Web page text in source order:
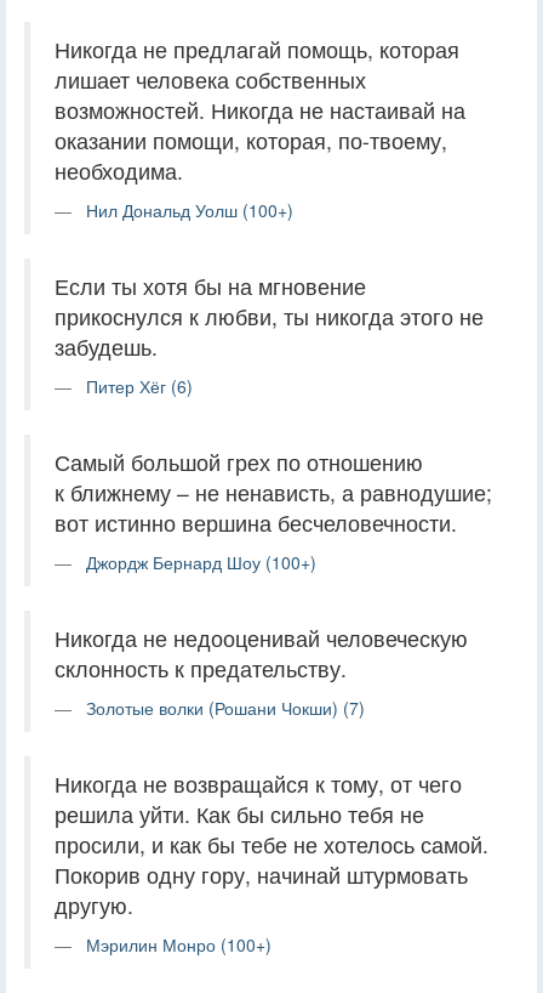
Никогда не предлагай помощь, которая
лишает человека собственных
возможностей. Никогда не настаивай на
оказании помощи, которая, по-твоему,
необходима.
Нил Дональд Уолш (100+)
Если ты хотя бы на мгновение
прикоснулся к любви, ты никогда этого не
забудешь.
Питер Хёг (6)
Самый большой грех по отношению
к ближнему – не ненависть, а равнодушие;
вот истинно вершина бесчеловечности.
Джордж Бернард Шоу (100+)
Никогда не недооценивай человеческую
склонность к предательству.
Золотые волки (Рошани Чокши) (7)
Никогда не возвращайся к тому, от чего
решила уйти. Как бы сильно тебя не
просили, и как бы тебе не хотелось самой.
Покорив одну гору, начинай штурмовать
другую.
Мэрилин Монро (100+)